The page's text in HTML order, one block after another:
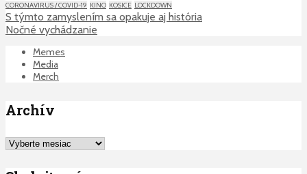
CORONAVIRUS / COVID-19 KINO KOSICE LOCKDOWN
S týmto zamyslením sa opakuje aj história
Nočné vychádzanie
Memes
Media
Merch
Archív
Archív